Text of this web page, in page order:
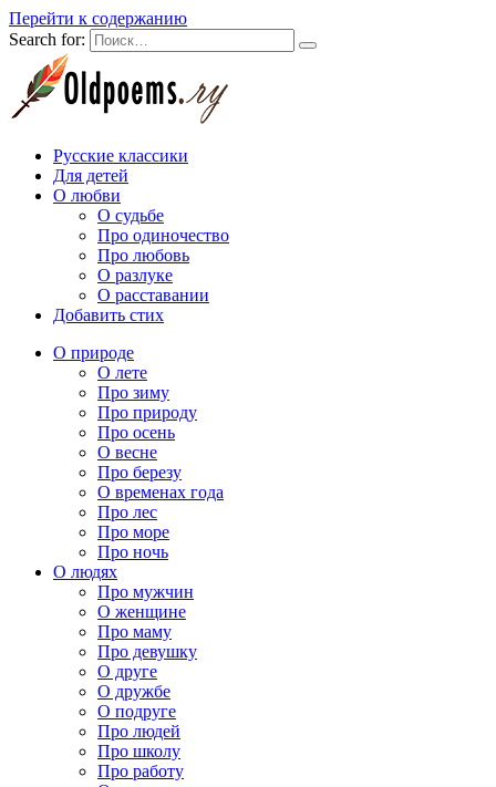
Перейти к содержанию
Search for:
Русские классики
Для детей
О любви
О судьбе
Про одиночество
Про любовь
О разлуке
О расставании
Добавить стих
О природе
О лете
Про зиму
Про природу
Про осень
О весне
Про березу
О временах года
Про лес
Про море
Про ночь
О людях
Про мужчин
О женщине
Про маму
Про девушку
О друге
О дружбе
О подруге
Про людей
Про школу
Про работу